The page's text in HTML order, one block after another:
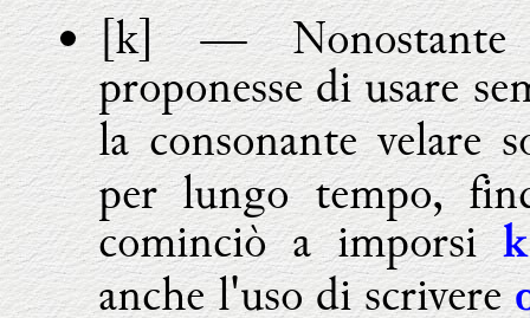
[k]—
proponesse di usare
la consonante velare
per lungo tempo,
cominciò a imporsik
anche l'uso di scrivere